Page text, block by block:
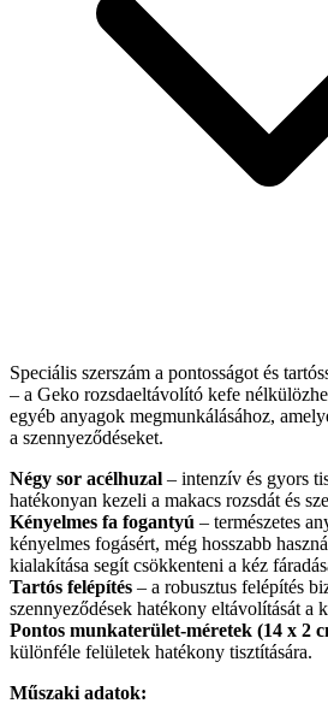
Speciális szerszám a pontosságot és
– a Geko rozsdaeltávolító kefe
egyéb anyagok megmunkálásához,
a szennyeződéseket.
Négy sor acélhuzal – intenzív és gyors
hatékonyan kezeli a makacs rozsdát és
Kényelmes fa fogantyú – természetes
kényelmes fogásért, még hosszabb
kialakítása segít csökkenteni a kéz
Tartós felépítés – a robusztus felépítés
szennyeződések hatékony eltávolítását a
Pontos munkaterület-méretek (14 x 2
különféle felületek hatékony tisztítására.
Műszaki adatok: